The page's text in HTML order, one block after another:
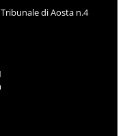
di Aosta n.4